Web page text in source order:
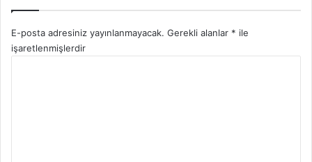
E-posta adresiniz yayınlanmayacak. Gerekli alanlar * ile
işaretlenmişlerdir